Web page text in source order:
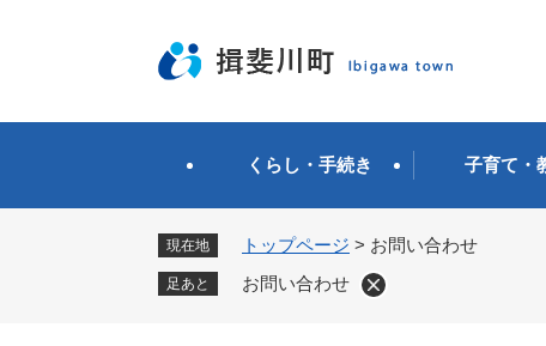
先
す
くらし・手続き 子育て・
現在地 トップページ > お問い合わせ
足あと お問い合わせ